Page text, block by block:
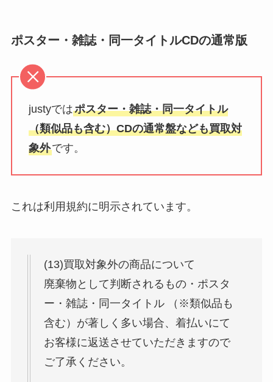
ポスター・雑誌・同一タイトルCDの通常版
justyではポスター・雑誌・同一タイトル
（類似品も含む）CDの通常盤なども買取対
象外です。
これは利用規約に明示されています。
(13)買取対象外の商品について
廃棄物として判断されるもの・ポスタ
ー・雑誌・同一タイトル （※類似品も
含む）が著しく多い場合、着払いにて
お客様に返送させていただきますので
ご了承ください。